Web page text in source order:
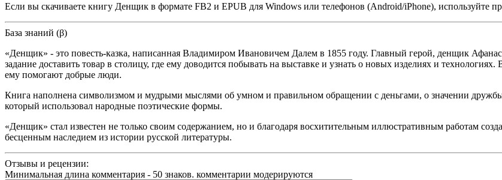
Если вы скачиваете книгу Денщик в формате FB2 и EPUB для Windows или телефонов (Android/iPhone), используйте
База знаний (β)
«Денщик» - это повесть-казка, написанная Владимиром Ивановичем Далем в 1855 году. Главный герой, денщик
задание доставить товар в столицу, где ему доводится побывать на выставке и узнать о новых изделиях и
ему помогают добрые люди.
Книга наполнена символизмом и мудрыми мыслями об умном и правильном обращении с деньгами, о значении
который использовал народные поэтические формы.
«Денщик» стал известен не только своим содержанием, но и благодаря восхитительным иллюстративным работам
бесценным наследием из истории русской литературы.
Отзывы и рецензии:
Минимальная длина комментария - 50 знаков. комментарии модерируются